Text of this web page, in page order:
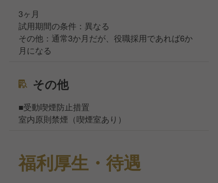
3ヶ月
試用期間の条件：異なる
その他：通常3か月だが、役職採用であれば6か
月になる
その他
■受動喫煙防止措置
室内原則禁煙（喫煙室あり）
福利厚生・待遇